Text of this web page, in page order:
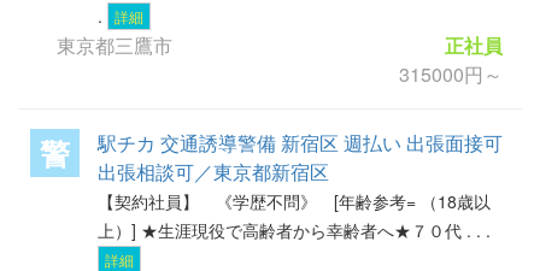
.
詳細
東京都三鷹市
正社員
315000円～
警
駅チカ 交通誘導警備 新宿区 週払い 出張面接可
出張相談可／東京都新宿区
【契約社員】 《学歴不問》 [年齢参考= （18歳以
上）] ★生涯現役で高齢者から幸齢者へ★７０代 . . .
詳細